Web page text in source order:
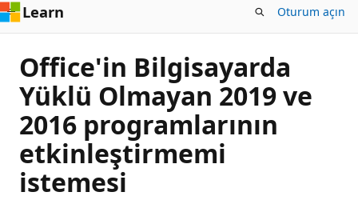
Learn Oturum açın
Office'in Bilgisayarda
Yüklü Olmayan 2019 ve
2016 programlarının
etkinleştirmemi
istemesi